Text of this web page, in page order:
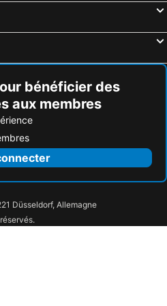
bénéficier des
aux membres
Düsseldorf, Allemagne